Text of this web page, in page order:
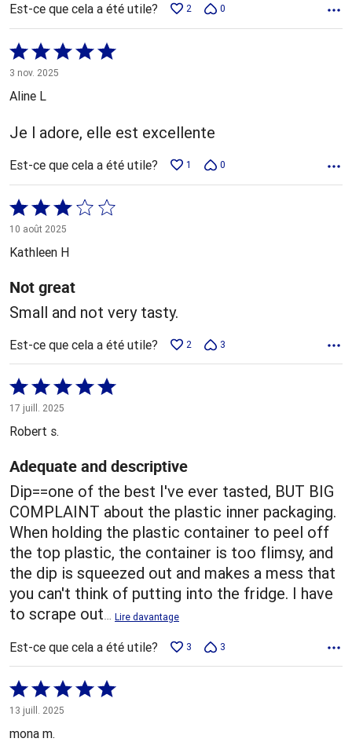
Est-ce que cela a été utile? 2 0
Coté
5 sur
5
3 nov. 2025
Aline L
Je l adore, elle est excellente
Est-ce que cela a été utile? 1 0
Coté
3 sur
5
10 août 2025
Kathleen H
Not great
Small and not very tasty.
Est-ce que cela a été utile? 2 3
Coté
5 sur
5
17 juill. 2025
Robert s.
Adequate and descriptive
Dip==one of the best I've ever tasted, BUT BIG
COMPLAINT about the plastic inner packaging.
When holding the plastic container to peel off
the top plastic, the container is too flimsy, and
the dip is squeezed out and makes a mess that
you can't think of putting into the fridge. I have
to scrape out… Lire davantage
Est-ce que cela a été utile? 3 3
Coté
5 sur
13 juill. 2025
mona m.